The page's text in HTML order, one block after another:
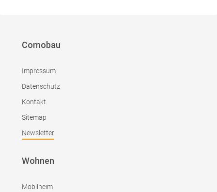
Comobau
Impressum
Datenschutz
Kontakt
Sitemap
Newsletter
Wohnen
Mobilheim